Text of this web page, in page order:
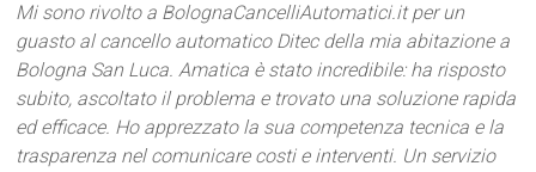
Mi sono rivolto a BolognaCancelliAutomatici.it per un
guasto al cancello automatico Ditec della mia abitazione a
Bologna San Luca. Amatica è stato incredibile: ha risposto
subito, ascoltato il problema e trovato una soluzione rapida
ed efficace. Ho apprezzato la sua competenza tecnica e la
trasparenza nel comunicare costi e interventi. Un servizio